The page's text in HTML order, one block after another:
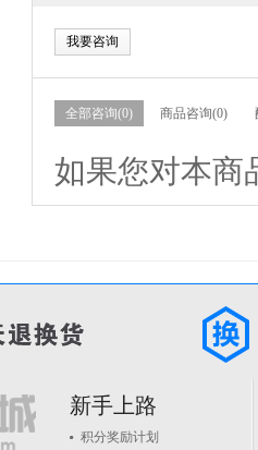
我要咨询
全部咨询(0) 商品咨询(0)
如果您对本商
新手上路
积分奖励计划